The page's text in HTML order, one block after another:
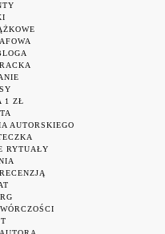
1 ZŁ
AUTORSKIEGO
RYTUAŁY